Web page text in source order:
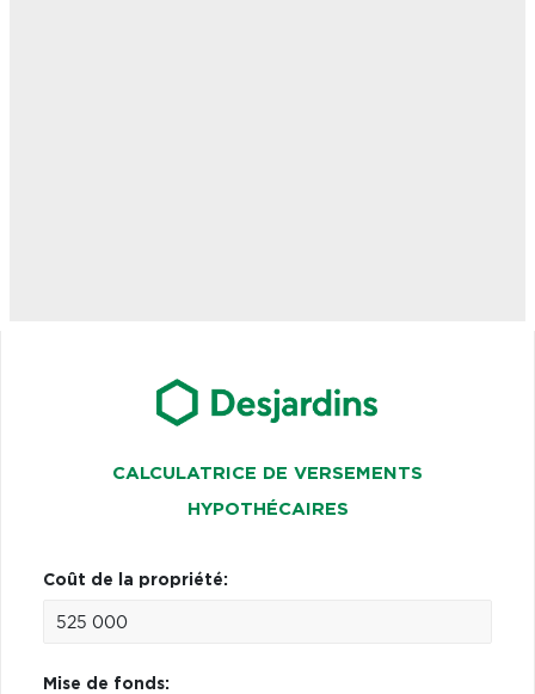
CALCULATRICE DE VERSEMENTS
HYPOTHÉCAIRES
Coût de la propriété:
Mise de fonds: